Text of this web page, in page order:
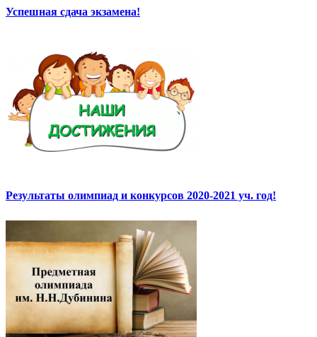
Успешная сдача экзамена!
Результаты олимпиад и конкурсов 2020-2021 уч. год!